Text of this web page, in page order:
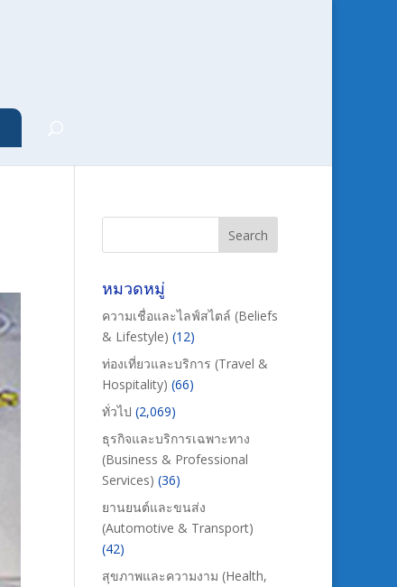
หมวดหมู่
ความเชื่อและไลฟ์สไตล์ (Beliefs
& Lifestyle) (12)
ท่องเที่ยวและบริการ (Travel &
Hospitality) (66)
ทั่วไป (2,069)
ธุรกิจและบริการเฉพาะทาง
(Business & Professional
Services) (36)
ยานยนต์และขนส่ง
(Automotive & Transport)
(42)
สุขภาพและความงาม (Health,